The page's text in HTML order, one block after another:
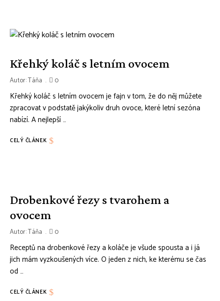
Křehký koláč s letním ovocem
Autor:Táňa 0
Křehký koláč s letním ovocem je fajn v tom, že do něj můžete
zpracovat v podstatě jakýkoliv druh ovoce, které letní sezóna
nabízí. A nejlepší …
CELÝ ČLÁNEK
Drobenkové řezy s tvarohem a
ovocem
Autor:Táňa 0
Receptů na drobenkové řezy a koláče je všude spousta a i já
jich mám vyzkoušených více. O jeden z nich, ke kterému se čas
od …
CELÝ ČLÁNEK